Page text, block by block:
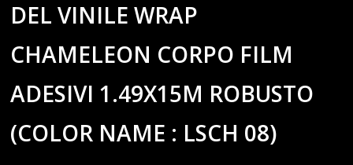
DEL VINILE WRAP
CHAMELEON CORPO FILM
ADESIVI 1.49X15M ROBUSTO
(COLOR NAME : LSCH 08)